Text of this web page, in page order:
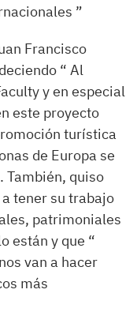
”
Francisco
“ Al
y en especial
este proyecto
turística
de Europa se
También, quiso
tener su trabajo
patrimoniales
están y que “
van a hacer
más